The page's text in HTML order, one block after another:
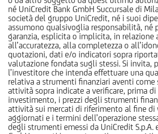
né UniCredit Bank GmbH Succursale di
società del gruppo UniCredit, né i suoi
assumono qualsivoglia responsabilità, né
garanzia, esplicita o implicita, in relazione
all’accuratezza, alla completezza o
quotazioni, dati e/o indicatori sopra
valutazione fondata sugli stessi. Si invita,
l’investitore che intenda effettuare una
relativa a strumenti finanziari aventi
attività sopra indicate a verificare, prima di
investimento, i prezzi degli strumenti
attività sui mercati di riferimento al fine di
aggiornati e i termini dell’operazione
degli strumenti emessi da UniCredit S.p.A.